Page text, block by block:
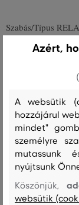
Szabás/Típus
906899-624-GB-94
felső anyag
PAMUT
100 %
Azért,
A websütik
hozzájárul
mindet"
személyre
mutassunk
nyújtsunk
Köszönjük,
websütik